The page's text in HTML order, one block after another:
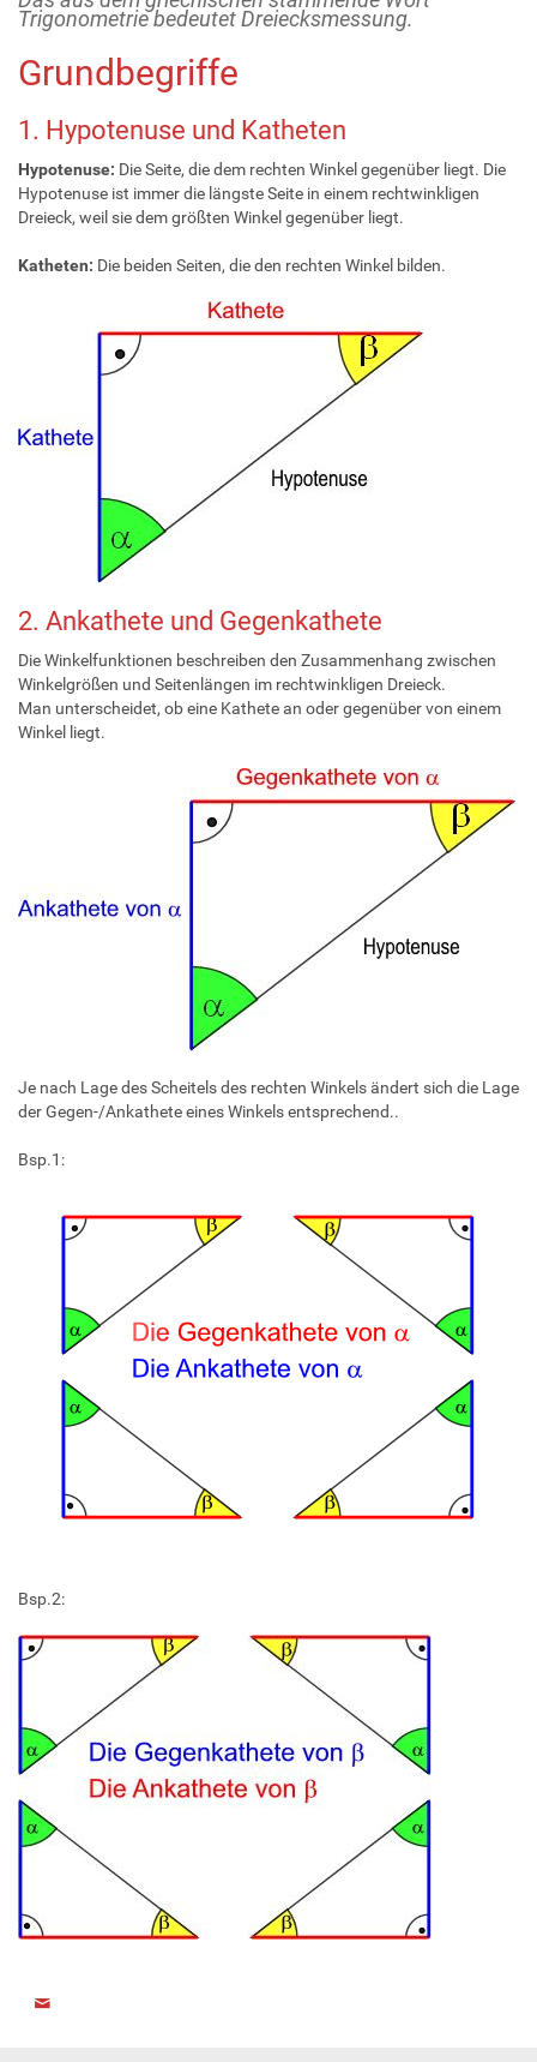
Trigonometrie bedeutet Dreiecksmessung.
Grundbegriffe
1. Hypotenuse und Katheten
Hypotenuse: Die Seite, die dem rechten Winkel gegenüber liegt. Die
Hypotenuse ist immer die längste Seite in einem rechtwinkligen
Dreieck, weil sie dem größten Winkel gegenüber liegt.
Katheten: Die beiden Seiten, die den rechten Winkel bilden.
2. Ankathete und Gegenkathete
Die Winkelfunktionen beschreiben den Zusammenhang zwischen
Winkelgrößen und Seitenlängen im rechtwinkligen Dreieck.
Man unterscheidet, ob eine Kathete an oder gegenüber von einem
Winkel liegt.
Je nach Lage des Scheitels des rechten Winkels ändert sich die Lage
der Gegen-/Ankathete eines Winkels entsprechend..
Bsp.1:
Bsp.2: